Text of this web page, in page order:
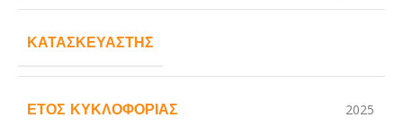
ΚΑΤΑΣΚΕΥΑΣΤΉΣ
ΈΤΟΣ ΚΥΚΛΟΦΟΡΊΑΣ 2025